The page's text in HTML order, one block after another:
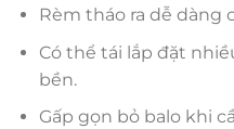
Rèm tháo ra dễ dàng
Có thể tái lắp đặt
bền.
Gấp gọn bỏ balo khi